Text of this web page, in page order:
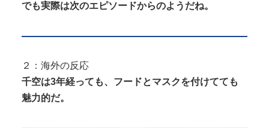
でも実際は次のエピソードからのようだね。
２：海外の反応
千空は3年経っても、フードとマスクを付けてても
魅力的だ。